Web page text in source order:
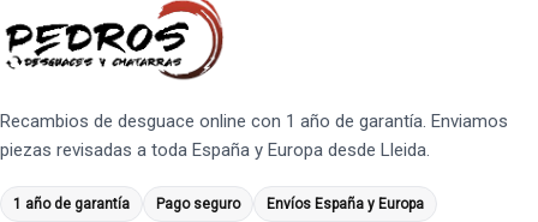
Recambios de desguace online con 1 año de garantía. Enviamos
piezas revisadas a toda España y Europa desde Lleida.
1 año de garantía Pago seguro Envíos España y Europa